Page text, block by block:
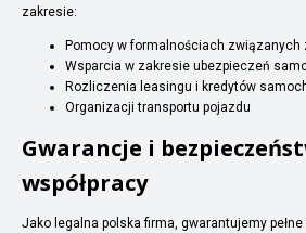
zakresie:
Pomocy w formalnościach związanych
Wsparcia w zakresie ubezpieczeń
Rozliczenia leasingu i kredytów
Organizacji transportu pojazdu
Gwarancje i
współpracy
Jako legalna polska firma, gwarantujemy